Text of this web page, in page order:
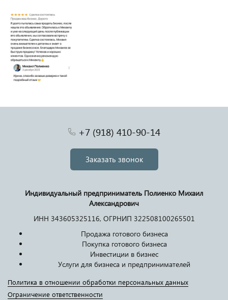
+7 (918) 410-90-14
Заказать звонок
Индивидуальный предприниматель Полиенко Михаил
Александрович
ИНН 343605325116, ОГРНИП 322508100265501
Продажа готового бизнеса
Покупка готового бизнеса
Инвестиции в бизнес
Услуги для бизнеса и предпринимателей
Политика в отношении обработки персональных данных
Ограничение ответственности